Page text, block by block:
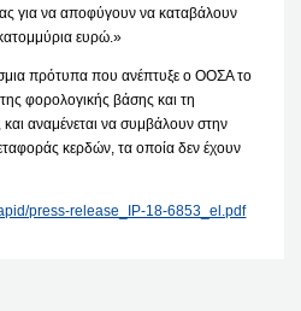
για να αποφύγουν να καταβάλουν
ευρώ.»
πρότυπα που ανέπτυξε ο ΟΟΣΑ το
φορολογικής βάσης και τη
αναμένεται να συμβάλουν στην
κερδών, τα οποία δεν έχουν
press-release_IP-18-6853_el.pdf